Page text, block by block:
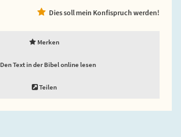
Dies soll mein Konfispruch werden!
Merken
Den Text in der Bibel online lesen
Teilen